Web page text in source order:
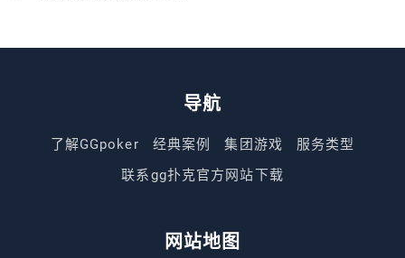
导航
了解GGpoker 经典案例 集团游戏
服务类型
联系gg扑克官方网站下载
网站地图